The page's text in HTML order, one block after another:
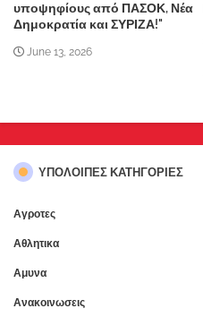
υποψηφίους από ΠΑΣΟΚ, Νέα
Δημοκρατία και ΣΥΡΙΖΑ!"
June 13, 2026
ΥΠΌΛΟΙΠΕΣ ΚΑΤΗΓΟΡΊΕΣ
Αγροτες
Αθλητικα
Αμυνα
Ανακοινωσεις